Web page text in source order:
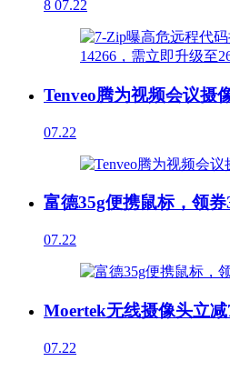
8 07.22
Tenveo腾为视频会议摄
07.22
富德35g便携鼠标，领
07.22
Moertek无线摄像头立
07.22